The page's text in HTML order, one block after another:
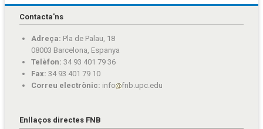
Contacta'ns
Adreça: Pla de Palau, 18
08003 Barcelona, Espanya
Telèfon: 34 93 401 79 36
Fax: 34 93 401 79 10
Correu electrònic: info fnb.upc.edu
Enllaços directes FNB